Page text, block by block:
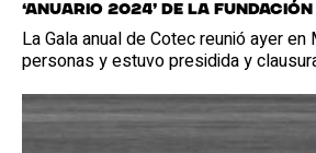
‘Anuario 2024’ de la
La Gala anual de Cotec reunió ayer
personas y estuvo presidida y